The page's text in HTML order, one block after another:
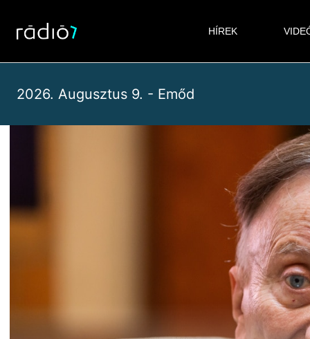
content
HÍREK
2026. Augusztus 9. - Emőd